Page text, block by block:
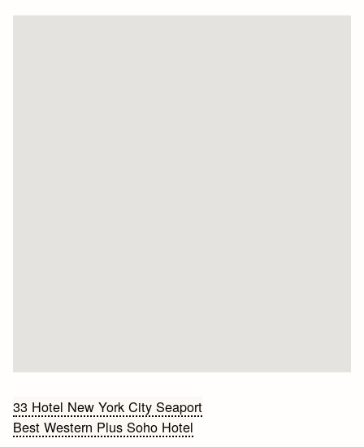
Bericht
navigatie
33 Hotel New York City Seaport
Best Western Plus Soho Hotel